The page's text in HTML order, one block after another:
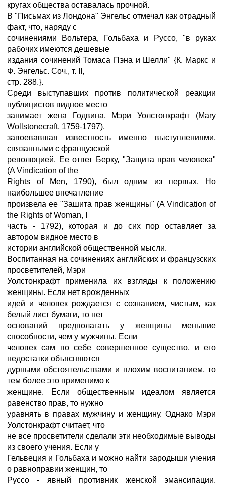
кругах общества оставалась прочной.
В "Письмах из Лондона" Энгельс отмечал как отрадный
факт, что, наряду с
сочинениями Вольтера, Гольбаха и Руссо, "в руках
рабочих имеются дешевые
издания сочинений Томаса Пэна и Шелли" {К. Маркс и
Ф. Энгельс. Соч., т. II,
стр. 288.}.
Среди выступавших против политической реакции
публицистов видное место
занимает жена Годвина, Мэри Уолстонкрафт (Mary
Wollstonecraft, 1759-1797),
завоевавшая известность именно выступлениями,
связанными с французской
революцией. Ее ответ Берку, "Защита прав человека"
(A Vindication of the
Rights of Men, 1790), был одним из первых. Но
наибольшее впечатление
произвела ее "Зашита прав женщины" (A Vindication of
the Rights of Woman, I
часть - 1792), которая и до сих пор оставляет за
автором видное место в
истории английской общественной мысли.
Воспитанная на сочинениях английских и французских
просветителей, Мэри
Уолстонкрафт применила их взгляды к положению
женщины. Если нет врожденных
идей и человек рождается с сознанием, чистым, как
белый лист бумаги, то нет
оснований предполагать у женщины меньшие
способности, чем у мужчины. Если
человек сам по себе совершенное существо, и его
недостатки объясняются
дурными обстоятельствами и плохим воспитанием, то
тем более это применимо к
женщине. Если общественным идеалом является
равенство прав, то нужно
уравнять в правах мужчину и женщину. Однако Мэри
Уолстонкрафт считает, что
не все просветители сделали эти необходимые выводы
из своего учения. Если у
Гельвеция и Гольбаха и можно найти зародыши учения
о равноправии женщин, то
Руссо - явный противник женской эмансипации.